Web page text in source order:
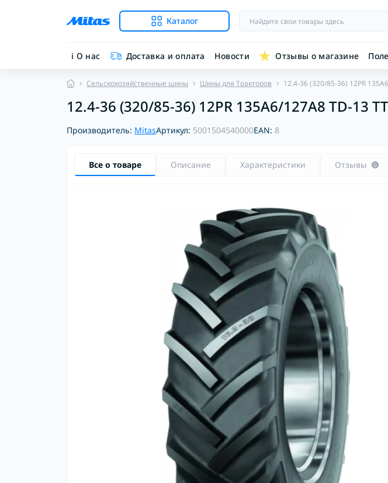
Каталог
ℹ︎ О нас Доставка и оплата Новости Отзывы о магазине
Сельскохозяйственные шины Шины для Тракторов 12.4-36 (320/85-36) 12PR
12.4-36 (320/85-36) 12PR 135A6/127A8 TD-13
Производитель: MitasАртикул: 5001504540000EAN: 8
Все о товаре Описание Характеристики Отзывы 0